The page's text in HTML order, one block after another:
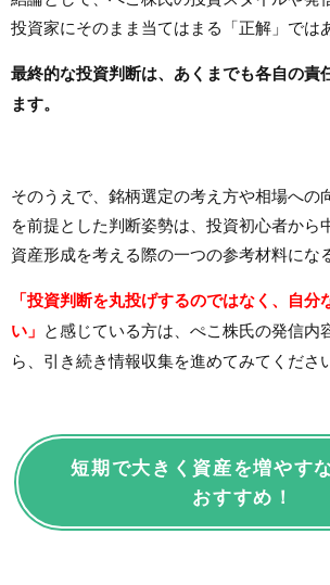
投資家にそのまま当てはまる「正解」では
最終的な投資判断は、あくまでも各自の責
ます。
そのうえで、銘柄選定の考え方や相場への
を前提とした判断姿勢は、投資初心者から
資産形成を考える際の一つの参考材料にな
「投資判断を丸投げするのではなく、自分
い」 と感じている方は、ぺこ株氏の発信内
ら、引き続き情報収集を進めてみてください
短期で大きく資産を増やす
おすすめ！